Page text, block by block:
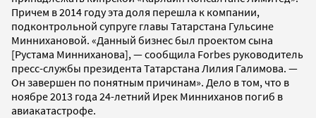
Причем в 2014 году эта доля перешла к компании,
подконтрольной супруге главы Татарстана Гульсине
Миннихановой. «Данный бизнес был проектом сына
[Рустама Минниханова], — сообщила Forbes руководитель
пресс-службы президента Татарстана Лилия Галимова. —
Он завершен по понятным причинам». Дело в том, что в
ноябре 2013 года 24-летний Ирек Минниханов погиб в
авиакатастрофе.